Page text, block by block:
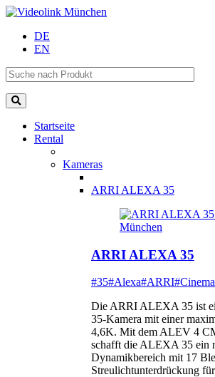
DE
EN
Startseite
Rental
Kameras
ARRI ALEXA 35
ARRI ALEXA 35
#35#Alexa#ARRI#Cinema
Die ARRI ALEXA 35 ist
35-Kamera mit einer
4,6K. Mit dem ALEV 4
schafft die ALEXA 35 ein
Dynamikbereich mit 17
Streulichtunterdrückung